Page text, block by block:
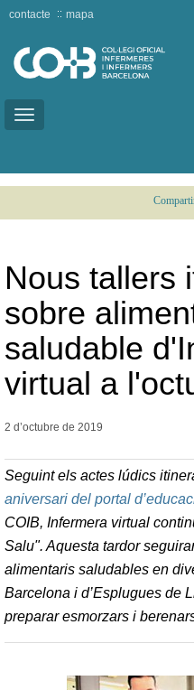
Toggle
contacte mapa
Nous tallers
sobre
saludable
virtual a
2 d’octubre de 2019
Seguint els actes lúdics
aniversari del portal
COIB, Infermera virtual
Salu". Aquesta tardor
alimentaris saludables en
Barcelona i d’Esplugues de
preparar esmorzars i